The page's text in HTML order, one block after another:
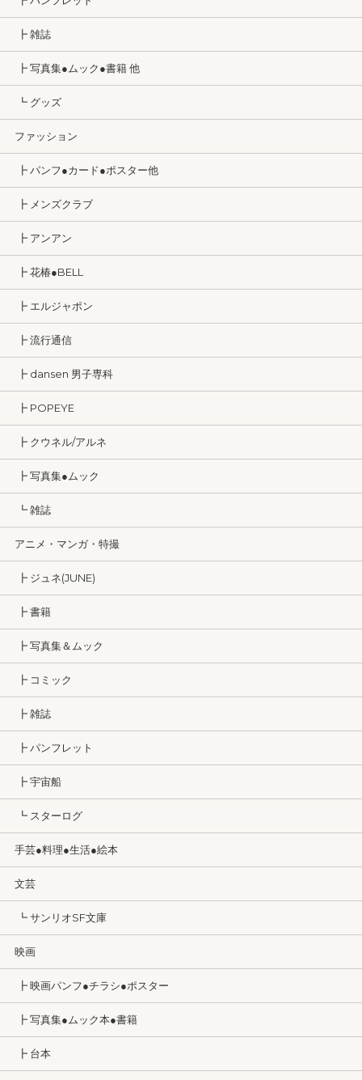
┣ 雑誌
┣ 写真集●ムック●書籍 他
┗ グッズ
ファッション
┣ パンフ●カード●ポスター他
┣ メンズクラブ
┣ アンアン
┣ 花椿●BELL
┣ エルジャポン
┣ 流行通信
┣ dansen 男子専科
┣ POPEYE
┣ クウネル/アルネ
┣ 写真集●ムック
┗ 雑誌
アニメ・マンガ・特撮
┣ ジュネ(JUNE)
┣ 書籍
┣ 写真集＆ムック
┣ コミック
┣ 雑誌
┣ パンフレット
┣ 宇宙船
┗ スターログ
手芸●料理●生活●絵本
文芸
┗ サンリオSF文庫
映画
┣ 映画パンフ●チラシ●ポスター
┣ 写真集●ムック本●書籍
┣ 台本